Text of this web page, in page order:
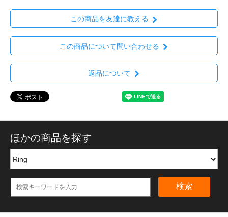
この商品を友達に教える
この商品について問い合わせる
返品について
ほかの商品を探す
検索